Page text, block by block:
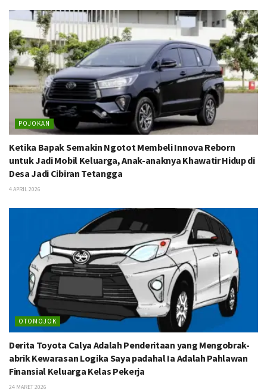
POJOKAN
Ketika Bapak Semakin Ngotot Membeli Innova Reborn
untuk Jadi Mobil Keluarga, Anak-anaknya Khawatir Hidup di
Desa Jadi Cibiran Tetangga
4 APRIL 2026
OTOMOJOK
Derita Toyota Calya Adalah Penderitaan yang Mengobrak-
abrik Kewarasan Logika Saya padahal Ia Adalah Pahlawan
Finansial Keluarga Kelas Pekerja
24 MARET 2026